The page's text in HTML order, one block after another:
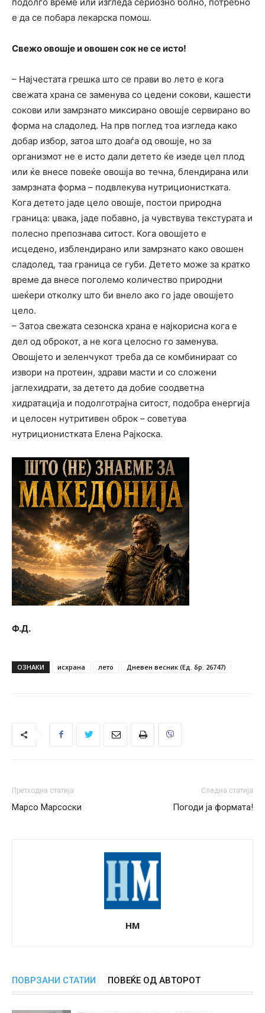
е да се побара лекарска помош.
Свежо овошје и овошен сок не се исто!
– Најчестата грешка што се прави во лето е кога
свежата храна се заменува со цедени сокови, кашести
сокови или замрзнато миксирано овошје сервирано во
форма на сладолед. На прв поглед тоа изгледа како
добар избор, затоа што доаѓа од овошје, но за
организмот не е исто дали детето ќе изеде цел плод
или ќе внесе повеќе овошја во течна, блендирана или
замрзната форма – подвлекува нутриционистката.
Кога детето јаде цело овошје, постои природна
граница: џвака, јаде побавно, ја чувствува текстурата и
полесно препознава ситост. Кога овошјето е
исцедено, изблендирано или замрзнато како овошен
сладолед, таа граница се губи. Детето може за кратко
време да внесе поголемо количество природни
шеќери отколку што би внело ако го јаде овошјето
цело.
– Затоа свежата сезонска храна е најкорисна кога е
дел од оброкот, а не кога целосно го заменува.
Овошјето и зеленчукот треба да се комбинираат со
извори на протеин, здрави масти и со сложени
јаглехидрати, за детето да добие соодветна
хидратација и подолготрајна ситост, подобра енергија
и целосен нутритивен оброк – советува
нутриционистката Елена Рајкоска.
Ф.Д.
ОЗНАКИ исхрана лето Дневен весник (Ед. бр. 26747)
Претходна статија
Марсо Марсоски
Следна статија
Погоди ја формата!
НМ
ПОВРЗАНИ СТАТИИ ПОВЕЌЕ ОД АВТОРОТ